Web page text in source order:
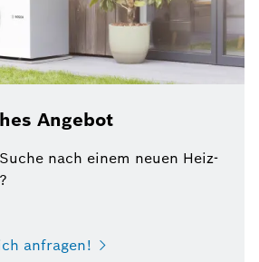
Angebot
nach einem neuen Heiz-
anfragen!